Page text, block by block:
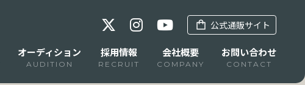
公式通販サイト
オーディション
AUDITION
採用情報
RECRUIT
会社概要
COMPANY
お問い合わせ
CONTACT